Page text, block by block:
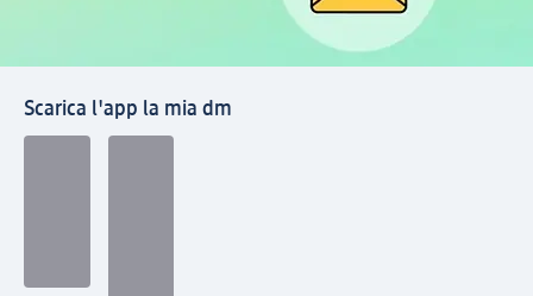
Scarica l'app la mia dm